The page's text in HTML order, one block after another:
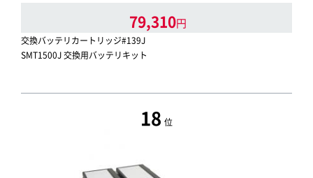
79,310円
交換バッテリカートリッジ#139J
SMT1500J 交換用バッテリキット
18 位